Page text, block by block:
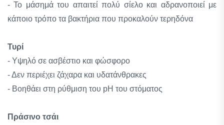
- Το μάσημά του απαιτεί πολύ σίελο και αδρανοποιεί με
κάποιο τρόπο τα βακτήρια που προκαλούν τερηδόνα
Τυρί
- Υψηλό σε ασβέστιο και φώσφορο
- Δεν περιέχει ζάχαρα και υδατάνθρακες
- Βοηθάει στη ρύθμιση του pH του στόματος
Πράσινο τσάι